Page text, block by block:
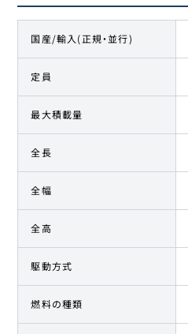
国産/輸入(正規・並行)
定員
最大積載量
全長
全幅
全高
駆動方式
燃料の種類